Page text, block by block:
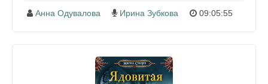
Анна Одувалова Ирина Зубкова 09:05:55